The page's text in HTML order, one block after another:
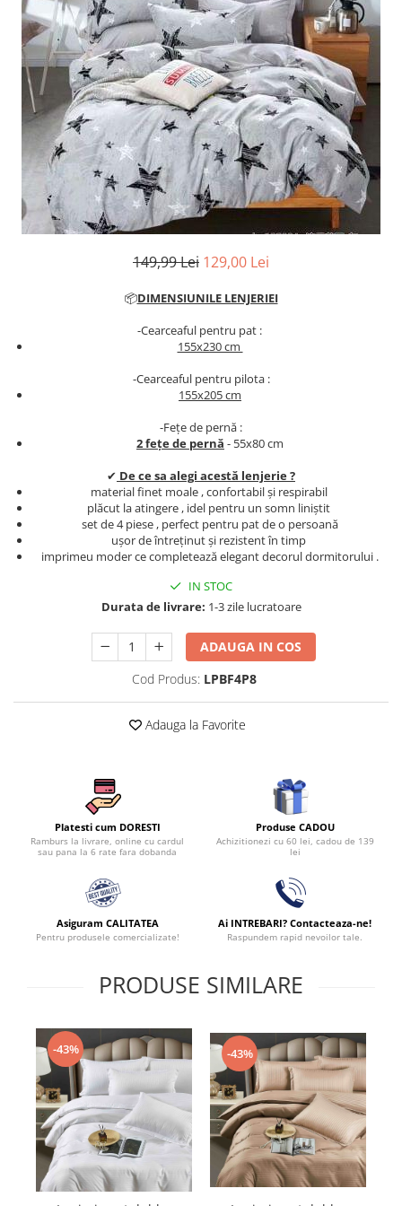
Cearceaf cu elastic
Cearceaf normal
Lenjerii De Pat Creponate
Lenjerii De Pat Bumbac Poplin 2
Persoane
Lenjerii De Pat Bumbac Poplin,
Matlasate, 2 Persoane
Lenjerii De Pat Bumbac Satinat 2
Persoane
Lenjerii De Pat Volanase
Lenjerii De Pat Jacquard
Lenjerii De Pat Catifea
Lenjerii De Pat Cocolino
Set Lenjerie De Pat Blana
Artificiala De Iepure, 6 Piese, 2
Set Lenjerie Pat Blanita Iepure, 6
Piese, Cu Pilota Inclusa
Lenjerii De Pat Premium Collection
Set Lenjerie De Pat, 7 Piese, Cu
Pilota / Cuvertura Inclusa
Set Lenjerie De Pat Jacquard Regal,
11 Piese, Cuvertura Inclusa
Lenjerii Damasc Egiptean King Size
Lenjerii De Pat, Finet Premium, 1
Lenjerii De Pat Damasc 1 Persoana
Persoana
149,99 Lei 129,00 Lei
📦DIMENSIUNILE LENJERIEI
-Cearceaful pentru pat :
155x230 cm
-Cearceaful pentru pilota :
155x205 cm
-Fețe de pernă :
2 fețe de pernă - 55x80 cm
✔ De ce sa alegi acestă lenjerie ?
material finet moale , confortabil și respirabil
plăcut la atingere , idel pentru un somn liniștit
set de 4 piese , perfect pentru pat de o persoană
ușor de întreținut și rezistent în timp
imprimeu moder ce completează elegant decorul dormitorului .
IN STOC
Durata de livrare: 1-3 zile lucratoare
ADAUGA IN COS
Cod Produs: LPBF4P8
Adauga la Favorite
Platesti cum DORESTI
Ramburs la livrare, online cu cardul
sau pana la 6 rate fara dobanda
Produse CADOU
Achizitionezi cu 60 lei, cadou de 139
lei
Asiguram CALITATEA
Pentru produsele comercializate!
Ai INTREBARI? Contacteaza-ne!
Raspundem rapid nevoilor tale.
PRODUSE SIMILARE
-43% -43%